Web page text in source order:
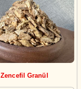
Zencefil Granül